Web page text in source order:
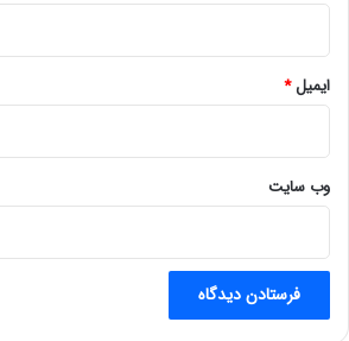
گ
ا
ر
ی
/
ه
ر
و
ایمیل*
وب‌ سایت